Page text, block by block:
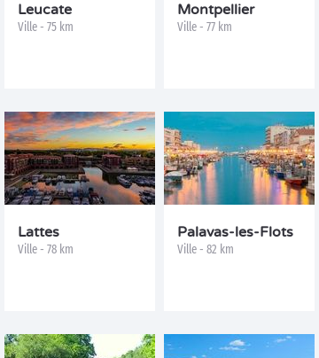
Leucate
Ville - 75 km
Montpellier
Ville - 77 km
Lattes
Ville - 78 km
Palavas-les-Flots
Ville - 82 km